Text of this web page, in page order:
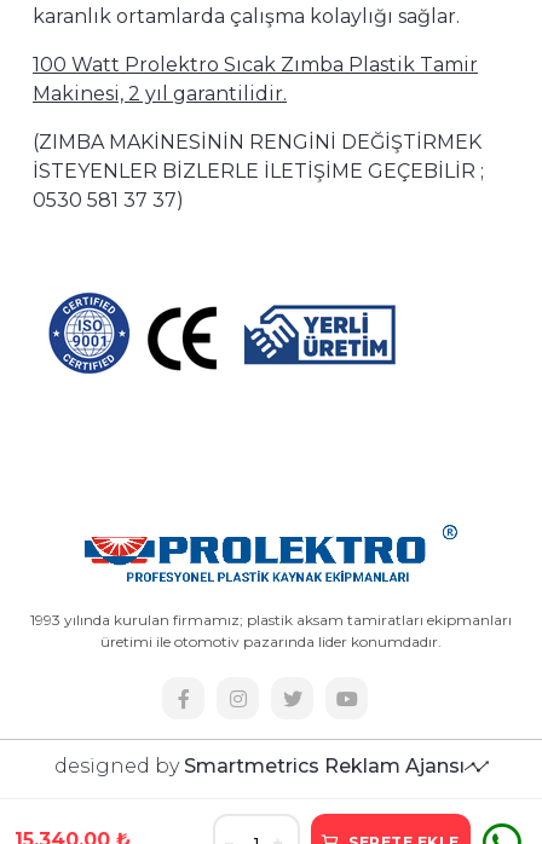
15.340,00 ₺
karanlık ortamlarda çalışma kolaylığı sağlar.
100 Watt Prolektro Sıcak Zımba Plastik Tamir
Makinesi, 2 yıl garantilidir.
(ZIMBA MAKİNESİNİN RENGİNİ DEĞİŞTİRMEK
İSTEYENLER BİZLERLE İLETİŞİME GEÇEBİLİR ;
0530 581 37 37)
1993 yılında kurulan firmamız; plastik aksam tamiratları ekipmanları
üretimi ile otomotiv pazarında lider konumdadır.
designed by Smartmetrics Reklam Ajansı